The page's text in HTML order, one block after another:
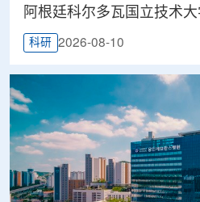
阿根廷科尔多瓦国立技术
科研 2026-08-10